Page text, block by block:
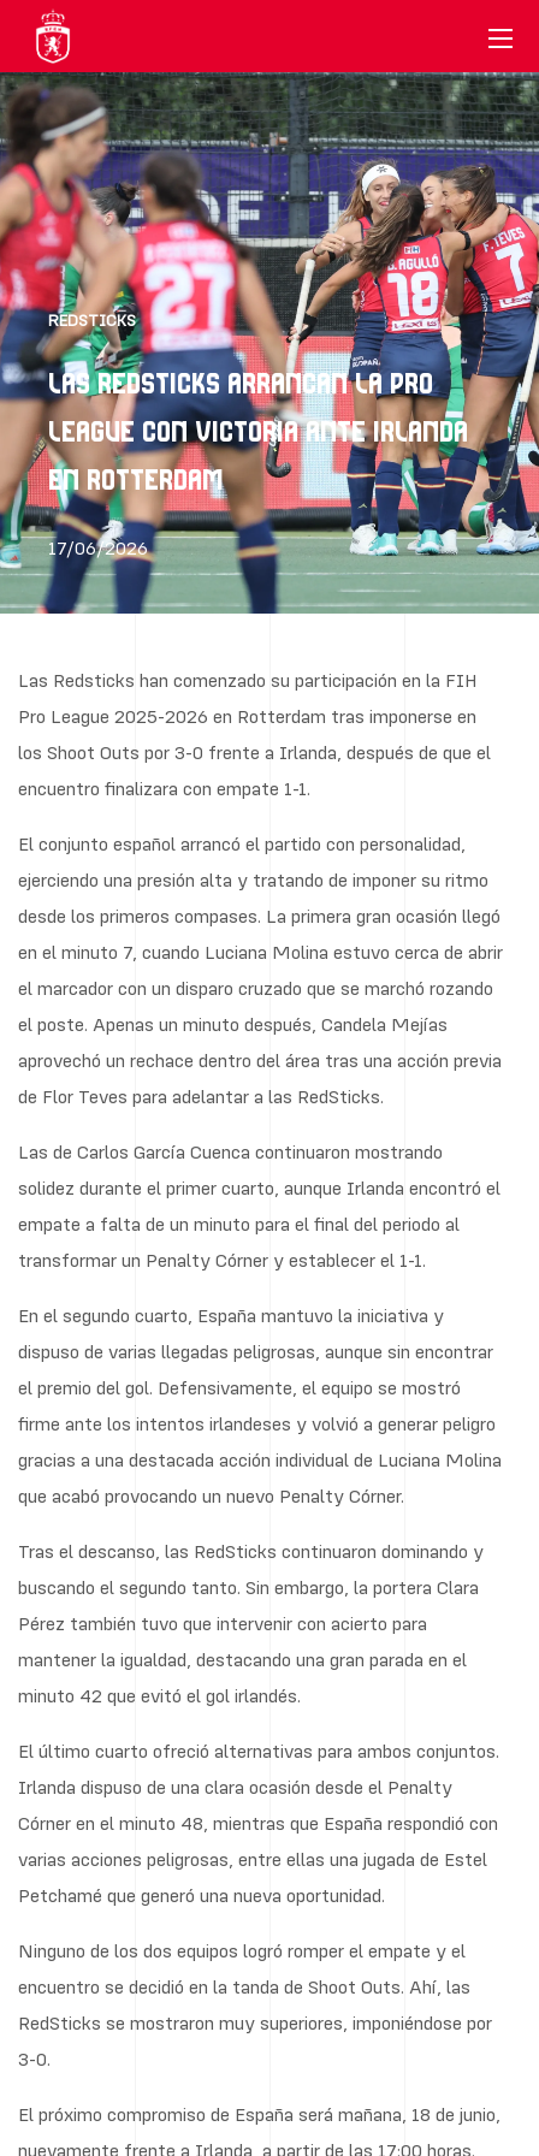
REDSTICKS
LAS REDSTICKS ARRANCAN LA PRO
LEAGUE CON VICTORIA ANTE IRLANDA
EN ROTTERDAM
17/06/2026
Las Redsticks han comenzado su participación en la FIH
Pro League 2025-2026 en Rotterdam tras imponerse en
los Shoot Outs por 3-0 frente a Irlanda, después de que el
encuentro finalizara con empate 1-1.
El conjunto español arrancó el partido con personalidad,
ejerciendo una presión alta y tratando de imponer su ritmo
desde los primeros compases. La primera gran ocasión llegó
en el minuto 7, cuando Luciana Molina estuvo cerca de abrir
el marcador con un disparo cruzado que se marchó rozando
el poste. Apenas un minuto después, Candela Mejías
aprovechó un rechace dentro del área tras una acción previa
de Flor Teves para adelantar a las RedSticks.
Las de Carlos García Cuenca continuaron mostrando
solidez durante el primer cuarto, aunque Irlanda encontró el
empate a falta de un minuto para el final del periodo al
transformar un Penalty Córner y establecer el 1-1.
En el segundo cuarto, España mantuvo la iniciativa y
dispuso de varias llegadas peligrosas, aunque sin encontrar
el premio del gol. Defensivamente, el equipo se mostró
firme ante los intentos irlandeses y volvió a generar peligro
gracias a una destacada acción individual de Luciana Molina
que acabó provocando un nuevo Penalty Córner.
Tras el descanso, las RedSticks continuaron dominando y
buscando el segundo tanto. Sin embargo, la portera Clara
Pérez también tuvo que intervenir con acierto para
mantener la igualdad, destacando una gran parada en el
minuto 42 que evitó el gol irlandés.
El último cuarto ofreció alternativas para ambos conjuntos.
Irlanda dispuso de una clara ocasión desde el Penalty
Córner en el minuto 48, mientras que España respondió con
varias acciones peligrosas, entre ellas una jugada de Estel
Petchamé que generó una nueva oportunidad.
Ninguno de los dos equipos logró romper el empate y el
encuentro se decidió en la tanda de Shoot Outs. Ahí, las
RedSticks se mostraron muy superiores, imponiéndose por
3-0.
El próximo compromiso de España será mañana, 18 de junio,
nuevamente frente a Irlanda, a partir de las 17:00 horas.